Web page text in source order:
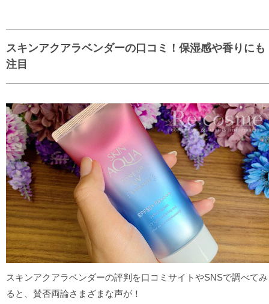
スキンアクアラベンダーの口コミ！保湿感や香りにも
注目
スキンアクアラベンダーの評判を口コミサイトやSNSで調べてみ
ると、賛否両論さまざまな声が！